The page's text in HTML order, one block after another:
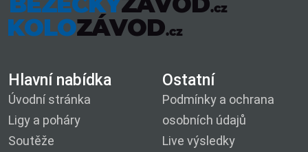
Hlavní nabídka
Úvodní stránka
Ligy a poháry
Soutěže
Ostatní
Podmínky a ochrana
osobních údajů
Live výsledky